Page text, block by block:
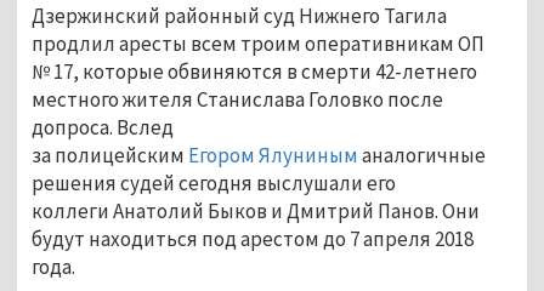
Дзержинский районный суд Нижнего Тагила
продлил аресты всем троим оперативникам ОП
№ 17, которые обвиняются в смерти 42-летнего
местного жителя Станислава Головко после
допроса. Вслед
за полицейским Егором Ялуниныманалогичные
решения судей сегодня выслушали его
коллеги Анатолий Быков и Дмитрий Панов. Они
будут находиться под арестом до 7 апреля 2018
года.